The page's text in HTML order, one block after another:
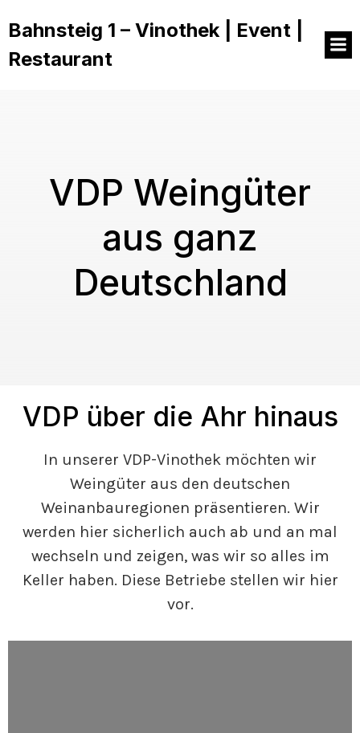
Bahnsteig 1 – Vinothek | Event |
Restaurant
VDP Weingüter
aus ganz
Deutschland
VDP über die Ahr hinaus
In unserer VDP-Vinothek möchten wir
Weingüter aus den deutschen
Weinanbauregionen präsentieren. Wir
werden hier sicherlich auch ab und an mal
wechseln und zeigen, was wir so alles im
Keller haben. Diese Betriebe stellen wir hier
vor.